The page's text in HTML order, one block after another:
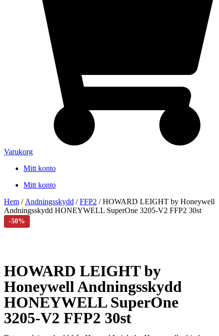
Varukorg
Mitt konto
Mitt konto
Hem /Andningsskydd /FFP2 / HOWARD LEIGHT by Honeywell
Andningsskydd HONEYWELL SuperOne 3205-V2 FFP2 30st
HOWARD LEIGHT by
Honeywell Andningsskydd
HONEYWELL SuperOne
3205-V2 FFP2 30st